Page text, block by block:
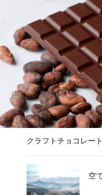
クラフトチョコレー
空